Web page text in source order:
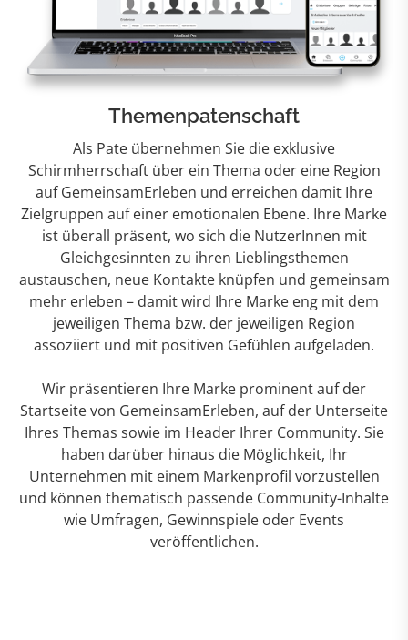
Themenpatenschaft
Als Pate übernehmen Sie die exklusive
Schirmherrschaft über ein Thema oder eine Region
auf GemeinsamErleben und erreichen damit Ihre
Zielgruppen auf einer emotionalen Ebene. Ihre Marke
ist überall präsent, wo sich die NutzerInnen mit
Gleichgesinnten zu ihren Lieblingsthemen
austauschen, neue Kontakte knüpfen und gemeinsam
mehr erleben – damit wird Ihre Marke eng mit dem
jeweiligen Thema bzw. der jeweiligen Region
assoziiert und mit positiven Gefühlen aufgeladen.
Wir präsentieren Ihre Marke prominent auf der
Startseite von GemeinsamErleben, auf der Unterseite
Ihres Themas sowie im Header Ihrer Community. Sie
haben darüber hinaus die Möglichkeit, Ihr
Unternehmen mit einem Markenprofil vorzustellen
und können thematisch passende Community-Inhalte
wie Umfragen, Gewinnspiele oder Events
veröffentlichen.